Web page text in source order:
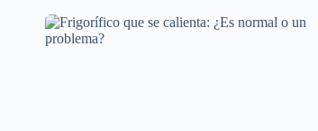
Soluciones para lavavajillas con agua estancada
Mantenimiento y cuidado